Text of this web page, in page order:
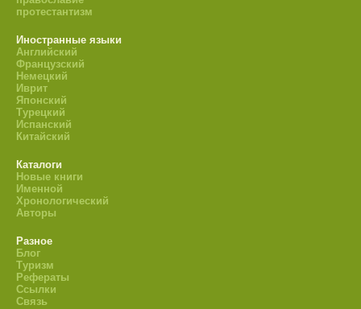
протестантизм
Иностранные языки
Английский
Французский
Немецкий
Иврит
Японский
Турецкий
Испанский
Китайский
Каталоги
Новые книги
Именной
Хронологический
Авторы
Разное
Блог
Туризм
Рефераты
Ссылки
Связь